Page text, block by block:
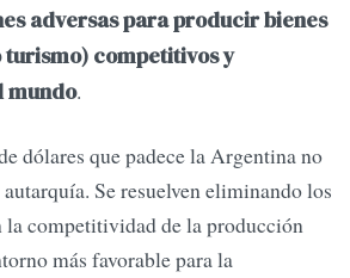
adversas para producir bienes
turismo) competitivos y
mundo.
dólares que padece la Argentina no
autarquía. Se resuelven eliminando los
competitividad de la producción
más favorable para la